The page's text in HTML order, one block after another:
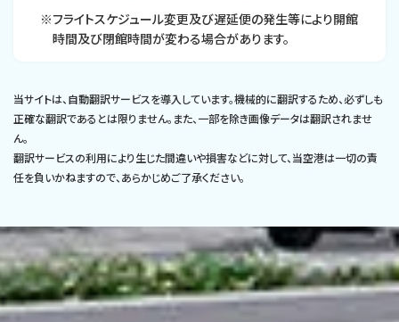
※フライトスケジュール変更及び遅延便の発生等により開館
時間及び閉館時間が変わる場合があります。
当サイトは、自動翻訳サービスを導入しています。機械的に翻訳するため、必ずしも
正確な翻訳であるとは限りません。また、一部を除き画像データは翻訳されませ
ん。
翻訳サービスの利用により生じた間違いや損害などに対して、当空港は一切の責
任を負いかねますので、あらかじめご了承ください。